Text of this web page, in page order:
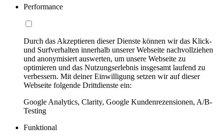
Performance
Durch das Akzeptieren dieser Dienste können wir das Klick-
und Surfverhalten innerhalb unserer Webseite nachvollziehen
und anonymisiert auswerten, um unsere Webseite zu
optimieren und das Nutzungserlebnis insgesamt laufend zu
verbessern. Mit deiner Einwilligung setzen wir auf dieser
Webseite folgende Drittdienste ein:
Google Analytics, Clarity, Google Kundenrezensionen, A/B-
Testing
Funktional